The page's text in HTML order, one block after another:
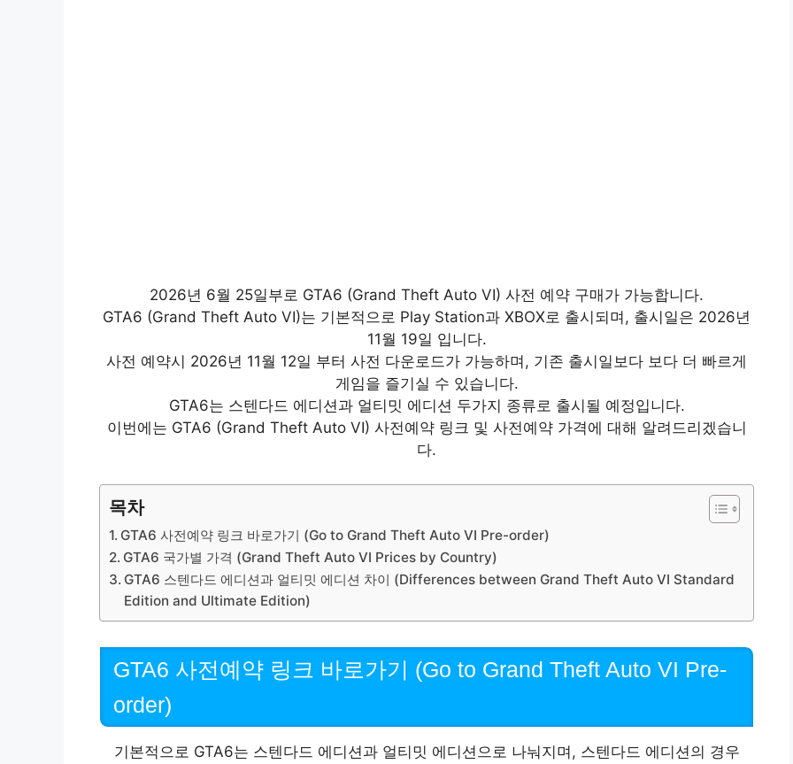
2026년 6월 25일부로 GTA6 (Grand Theft Auto VI) 사전 예약 구매가 가능합니다.
GTA6 (Grand Theft Auto VI)는 기본적으로 Play Station과 XBOX로 출시되며, 출시일은 2026년
11월 19일 입니다.
사전 예약시 2026년 11월 12일 부터 사전 다운로드가 가능하며, 기존 출시일보다 보다 더 빠르게
게임을 즐기실 수 있습니다.
GTA6는 스텐다드 에디션과 얼티밋 에디션 두가지 종류로 출시될 예정입니다.
이번에는 GTA6 (Grand Theft Auto VI) 사전예약 링크 및 사전예약 가격에 대해 알려드리겠습니
다.
목차
GTA6 사전예약 링크 바로가기 (Go to Grand Theft Auto VI Pre-order)
GTA6 국가별 가격 (Grand Theft Auto VI Prices by Country)
GTA6 스텐다드 에디션과 얼티밋 에디션 차이 (Differences between Grand Theft Auto VI Standard
Edition and Ultimate Edition)
GTA6 사전예약 링크 바로가기 (Go to Grand Theft Auto VI Pre-
order)
기본적으로 GTA6는 스텐다드 에디션과 얼티밋 에디션으로 나눠지며, 스텐다드 에디션의 경우